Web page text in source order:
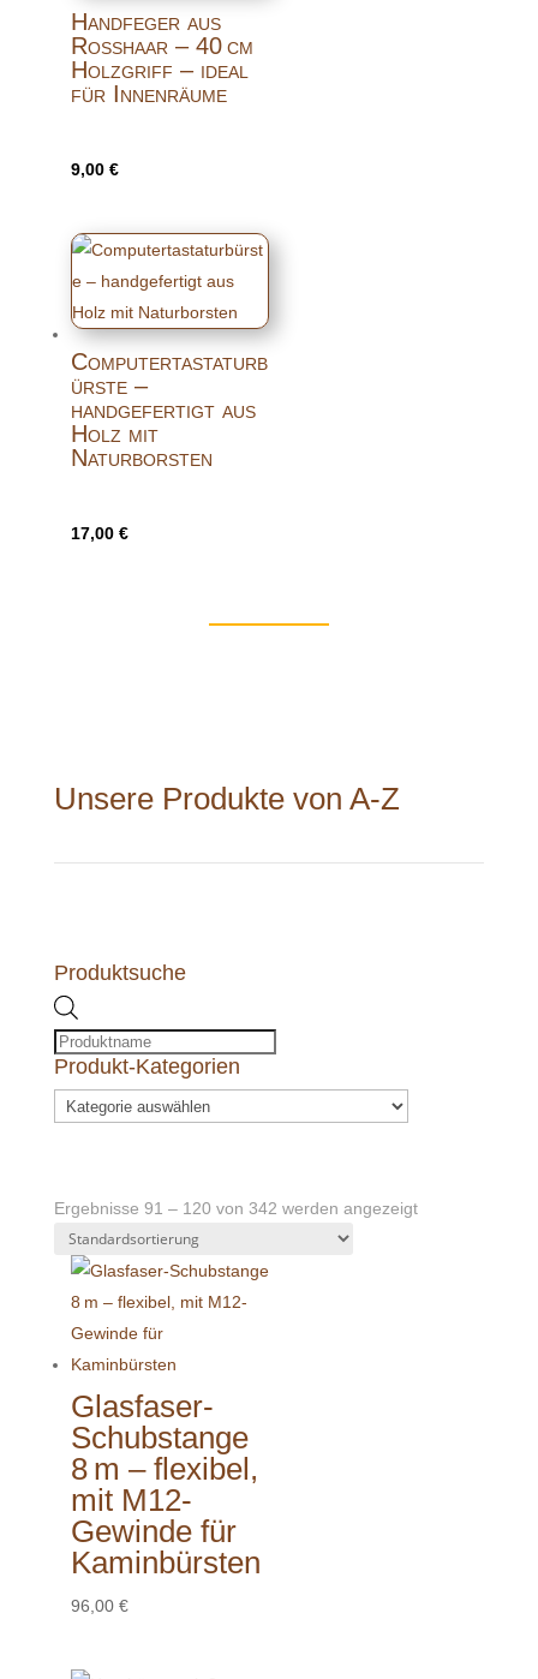
Handfeger aus
Rosshaar – 40 cm
Holzgriff – ideal
für Innenräume
9,00 €
Computertastaturb
ürste –
handgefertigt aus
Holz mit
Naturborsten
17,00 €
Unsere Produkte von A-Z
Produktsuche
search
Produkt-Kategorien
Ergebnisse 91 – 120 von 342 werden angezeigt
Glasfaser-
Schubstange
8 m – flexibel,
mit M12-
Gewinde für
Kaminbürsten
96,00 €